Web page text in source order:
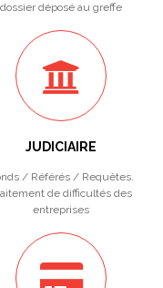
dossier déposé au greffe
JUDICIAIRE
/ Référés / Requêtes.
de difficultés des
entreprises